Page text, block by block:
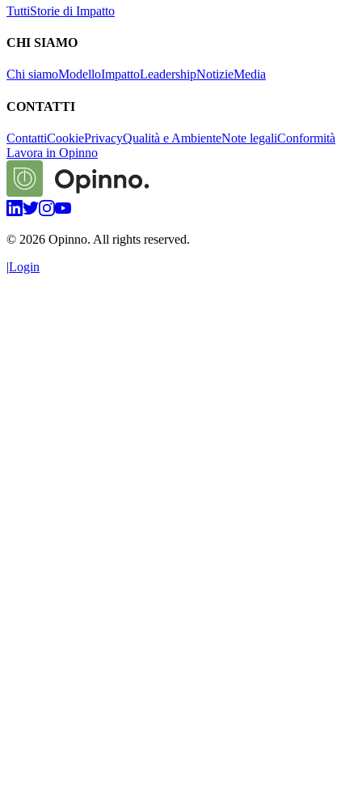
TuttiStorie di Impatto
CHI SIAMO
Chi siamoModelloImpattoLeadershipNotizieMedia
CONTATTI
ContattiCookiePrivacyQualità e AmbienteNote legaliConformità
Lavora in Opinno
© 2026 Opinno. All rights reserved.
|Login